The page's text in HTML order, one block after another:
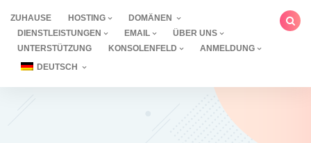
Inhalt
springen
ZUHAUSE HOSTING
DOMÄNEN
DIENSTLEISTUNGEN
EMAIL
ÜBER UNS
UNTERSTÜTZUNG
KONSOLENFELD
ANMELDUNG
DEUTSCH